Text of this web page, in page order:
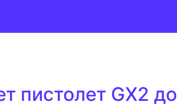
пистолет GX2 до